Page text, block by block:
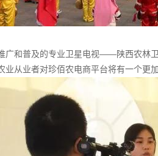
广和普及的专业卫星电视——陕西农林
业从业者对珍佰农电商平台将有一个更